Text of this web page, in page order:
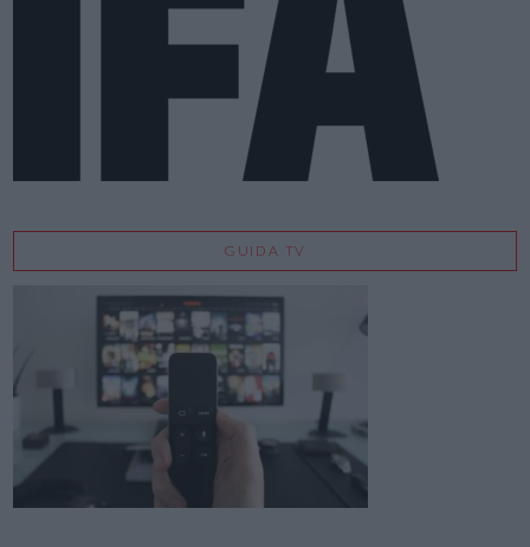
GUIDA TV